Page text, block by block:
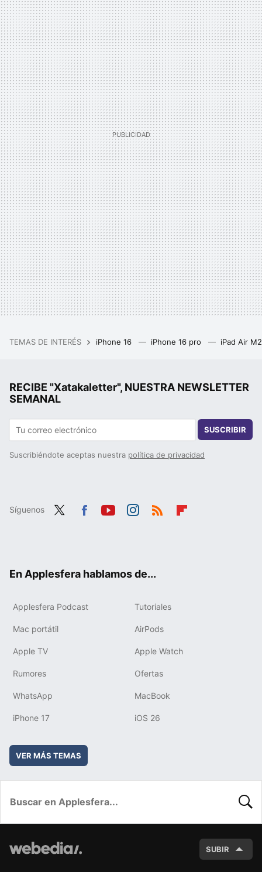
TEMAS DE INTERÉS iPhone 16 iPhone 16 pro iPad Air
RECIBE "Xatakaletter", NUESTRA NEWSLETTER
SEMANAL
SUSCRIBIR
Suscribiéndote aceptas nuestra política de privacidad
Síguenos
En Applesfera hablamos de...
Applesfera Podcast Tutoriales
Mac portátil AirPods
Apple TV Apple Watch
Rumores Ofertas
WhatsApp MacBook
iPhone 17 iOS 26
VER MÁS TEMAS
SUBIR